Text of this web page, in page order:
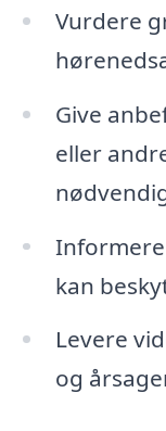
Vurdere
Give
eller
kan
Levere
og